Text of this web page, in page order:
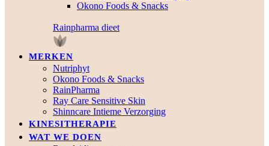
Okono Foods & Snacks
Rainpharma dieet
MERKEN
Nutriphyt
Okono Foods & Snacks
RainPharma
Ray Care Sensitive Skin
Shinncare Intieme Verzorging
KINESITHERAPIE
WAT WE DOEN